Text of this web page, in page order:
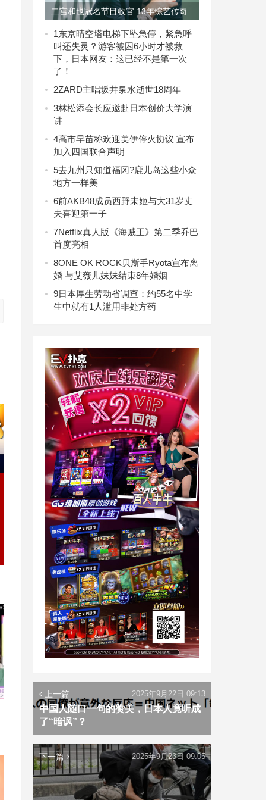
二宫和也冠名节目收官 13年综艺传奇
落幕
1东京晴空塔电梯下坠急停，紧急呼
叫还失灵？游客被困6小时才被救
下，日本网友：这已经不是第一次
了！
2ZARD主唱坂井泉水逝世18周年
3林松添会长应邀赴日本创价大学演
讲
4高市早苗称欢迎美伊停火协议 宣布
加入四国联合声明
5去九州只知道福冈?鹿儿岛这些小众
地方一样美
6前AKB48成员西野未姬与大31岁丈
夫喜迎第一子
7Netflix真人版《海贼王》第二季乔巴
首度亮相
8ONE OK ROCK贝斯手Ryota宣布离
婚 与艾薇儿妹妹结束8年婚姻
9日本厚生劳动省调查：约55名中学
生中就有1人滥用非处方药
上一篇
中国人随口一句的赞美，日本人竟听成
了“暗讽”？
2025年9月22日 09:13
下一篇 2025年9月23日 09:05